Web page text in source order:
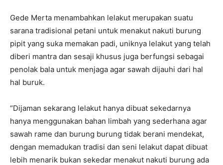
Gede Merta menambahkan lelakut merupakan suatu
sarana tradisional petani untuk menakut nakuti burung
pipit yang suka memakan padi, uniknya lelakut yang telah
diberi mantra dan sesaji khusus juga berfungsi sebagai
penolak bala untuk menjaga agar sawah dijauhi dari hal
hal buruk.
“Dijaman sekarang lelakut hanya dibuat sekedarnya
hanya menggunakan bahan limbah yang sederhana agar
sawah rame dan burung burung tidak berani mendekat,
dengan memadukan tradisi dan seni lelakut dapat dibuat
lebih menarik bukan sekedar menakut nakuti burung ada